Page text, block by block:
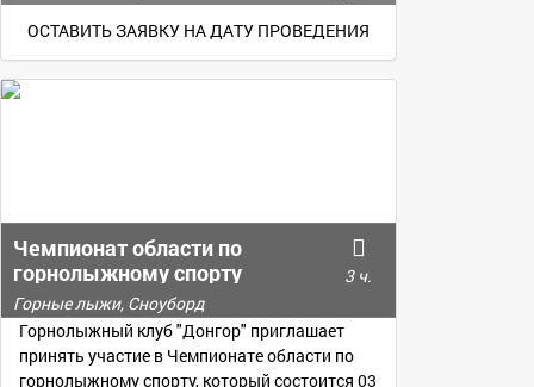
ОСТАВИТЬ ЗАЯВКУ НА ДАТУ ПРОВЕДЕНИЯ
Чемпионат области по
горнолыжному спорту
3 ч.
Горные лыжи, Сноуборд
Горнолыжный клуб "Донгор" приглашает
принять участие в Чемпионате области по
горнолыжному спорту, который состоится 03